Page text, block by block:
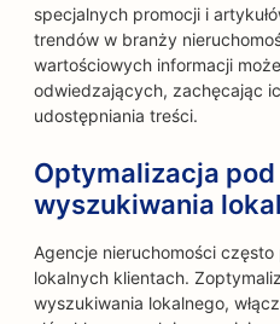
specjalnych promocji i
trendów w branży
wartościowych informacji
odwiedzających, zachęcając
udostępniania treści.
Optymalizacja
wyszukiwania
Agencje nieruchomości
lokalnych klientach.
wyszukiwania lokalnego,